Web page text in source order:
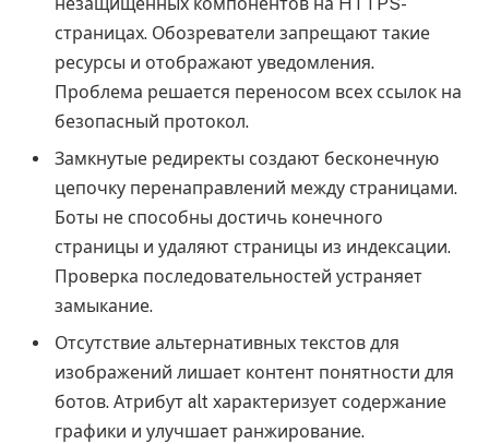
страницах. Обозреватели запрещают такие
ресурсы и отображают уведомления.
Проблема решается переносом всех ссылок на
безопасный протокол.
Замкнутые редиректы создают бесконечную
цепочку перенаправлений между страницами.
Боты не способны достичь конечного
страницы и удаляют страницы из индексации.
Проверка последовательностей устраняет
замыкание.
Отсутствие альтернативных текстов для
изображений лишает контент понятности для
ботов. Атрибут alt характеризует содержание
графики и улучшает ранжирование.